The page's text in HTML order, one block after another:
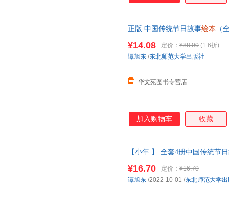
正版 中国传统节日故事绘本 （
¥14.08 定价： ¥88.00 (1.6折)
华文苑图书专营店
谭旭东 /东北师范大学出版社
加入购物车 收藏
【小年 】 全套4册中国传统节
¥16.70 定价： ¥16.70
谭旭东 /2022-10-01 /东北师范大学